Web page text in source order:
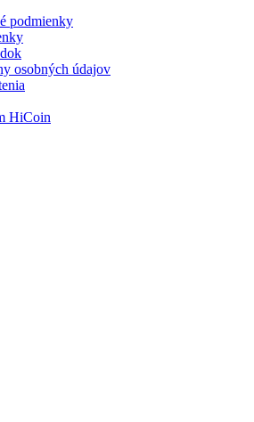
podmienky
osobných údajov
HiCoin